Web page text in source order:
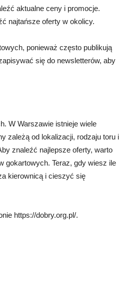
aktualne ceny i promocje.
najtańsze oferty w okolicy.
ponieważ często publikują
się do newsletterów, aby
W Warszawie istnieje wiele
zależą od lokalizacji, rodzaju toru i
znaleźć najlepsze oferty, warto
gokartowych. Teraz, gdy wiesz ile
kierownicą i cieszyć się
https://dobry.org.pl/.